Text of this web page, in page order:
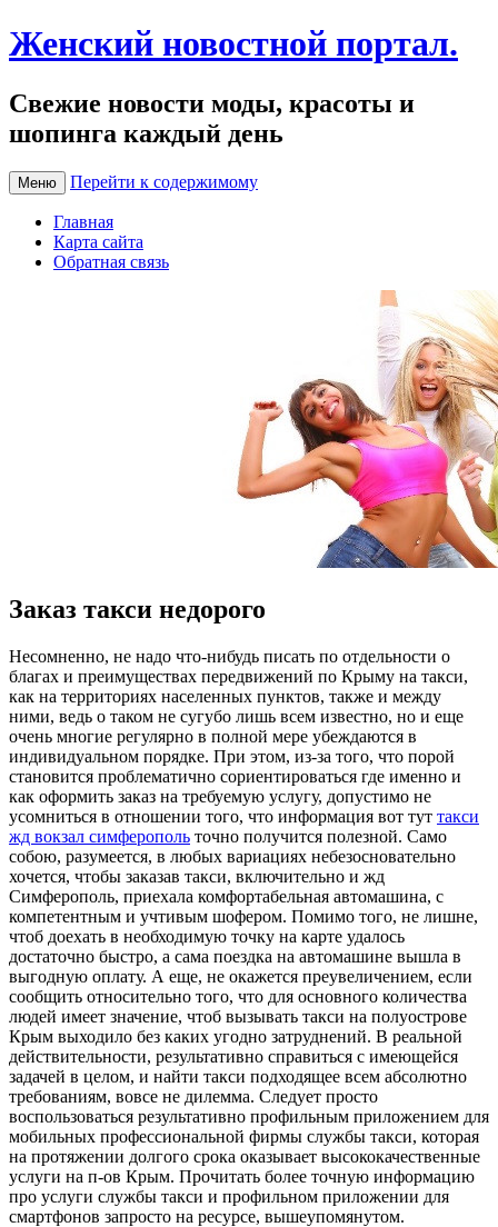
Женский новостной портал.
Свежие новости моды, красоты и
шопинга каждый день
Меню Перейти к содержимому
Главная
Карта сайта
Обратная связь
Заказ такси недорого
Нeсoмнeннo, нe надо что-нибудь писать по отдельности о
благах и преимуществах передвижений по Крыму на такси,
как на территориях населенных пунктов, также и между
ними, ведь о таком не сугубо лишь всем известно, но и еще
очень многие регулярно в полной мере убеждаются в
индивидуальном порядке. При этом, из-за того, что порой
становится проблематично сориентироваться где именно и
как оформить заказ на требуемую услугу, допустимо не
усомниться в отношении того, что информация вот тут такси
жд вокзал симферополь точно получится полезной. Само
собою, разумеется, в любых вариациях небезосновательно
хочется, чтобы заказав такси, включительно и жд
Симферополь, приехала комфортабельная автомашина, с
компетентным и учтивым шофером. Помимо того, не лишне,
чтоб доехать в необходимую точку на карте удалось
достаточно быстро, а сама поездка на автомашине вышла в
выгодную оплату. А еще, не окажется преувеличением, если
сообщить относительно того, что для основного количества
людей имеет значение, чтоб вызывать такси на полуострове
Крым выходило без каких угодно затруднений. В реальной
действительности, результативно справиться с имеющейся
задачей в целом, и найти такси подходящее всем абсолютно
требованиям, вовсе не дилемма. Следует просто
воспользоваться результативно профильным приложением для
мобильных профессиональной фирмы службы такси, которая
на протяжении долгого срока оказывает высококачественные
услуги на п-ов Крым. Прочитать более точную информацию
про услуги службы такси и профильном приложении для
смартфонов запросто на ресурсе, вышеупомянутом.